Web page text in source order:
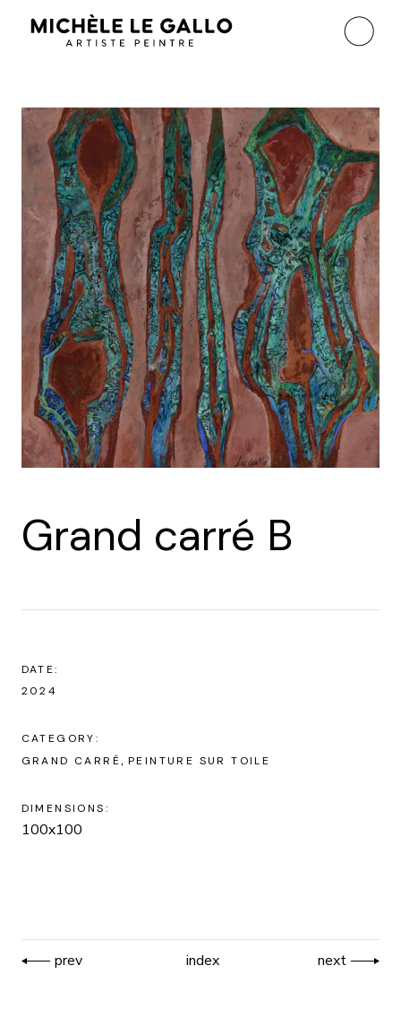
Grand carré B
DATE:
2024
CATEGORY:
GRAND CARRÉ
PEINTURE SUR TOILE
DIMENSIONS:
100x100
prev index next